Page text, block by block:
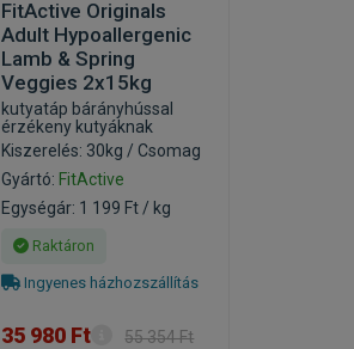
FitActive Originals
Adult Hypoallergenic
Lamb & Spring
Veggies 2x15kg
kutyatáp bárányhússal
érzékeny kutyáknak
Kiszerelés: 30kg / Csomag
Gyártó: FitActive
Egységár: 1 199 Ft / kg
Raktáron
Ingyenes házhozszállítás
35 980 Ft 55 354 Ft